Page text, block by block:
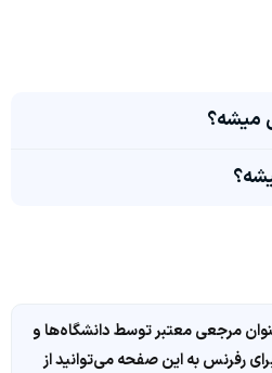
مرجعی معتبر توسط دانشگاه‌ها و
رفرنس به این صفحه می‌توانید از